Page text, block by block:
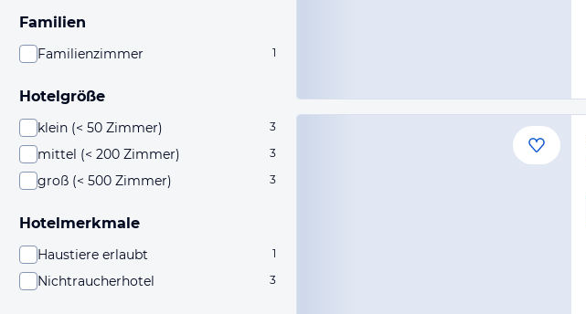
Familien
Familienzimmer 1
Hotelgröße
klein (< 50 Zimmer) 3
mittel (< 200 Zimmer) 3
groß (< 500 Zimmer) 3
Hotelmerkmale
Haustiere erlaubt 1
Nichtraucherhotel 3